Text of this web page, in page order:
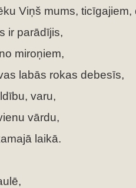
Viņš mums, ticīgajiem,
ir parādījis,
miroņiem,
labās rokas debesīs,
varu,
vārdu,
laikā.